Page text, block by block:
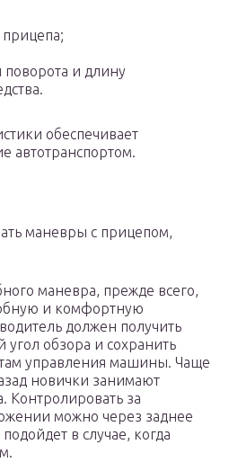
и длину
обеспечивает
автотранспортом.
маневры с прицепом,
маневра, прежде всего,
и комфортную
должен получить
обзора и сохранить
управления машины. Чаще
новички занимают
Контролировать за
можно через заднее
в случае, когда